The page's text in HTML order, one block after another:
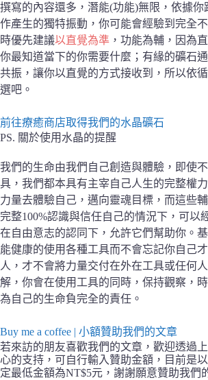
撰寫的內容還多，潛能(功能)無限，依據
作產生的獨特振動，你可能會經驗到完全
時優先建議以直覺為準 ，功能為輔，因為
你最知道當下的你需要什麼；有緣的礦石
共振，讓你以直覺的方式接收到，所以依
選吧。
前往療癒商店取得我們的水晶礦石
PS. 關於使用水晶的提醒
我們的生命由我們自己創造與體驗，即使
具，我們都本具有主宰自己人生的完整權
力量去體驗自己，邁向靈魂目標，而這些
完整100%認識與信任自己的情況下，可以
在自由意志的認同下，允許它們幫助你。
能健康的使用各種工具而不會忘記你自己
人，才不會將力量交付在外在工具或任何
解，你會在使用工具的同時，保持觀察，
為自己的生命負完全的責任。
Buy me a coffee | 小額贊助我們的文章
若來訪的朋友喜歡我們的文章，歡迎透過
心的支持，可自行輸入贊助金額，目前是
定最低金額為NT$5元，謝謝願意贊助我們